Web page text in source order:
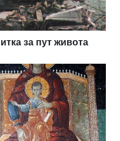
за пут живота